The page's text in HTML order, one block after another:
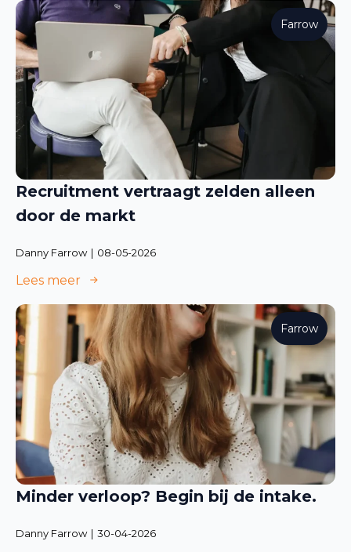
Recruitment vertraagt zelden alleen
door de markt
Danny Farrow 08-05-2026
Farrow
Lees meer
Minder verloop? Begin bij de intake.
Danny Farrow 30-04-2026
Farrow